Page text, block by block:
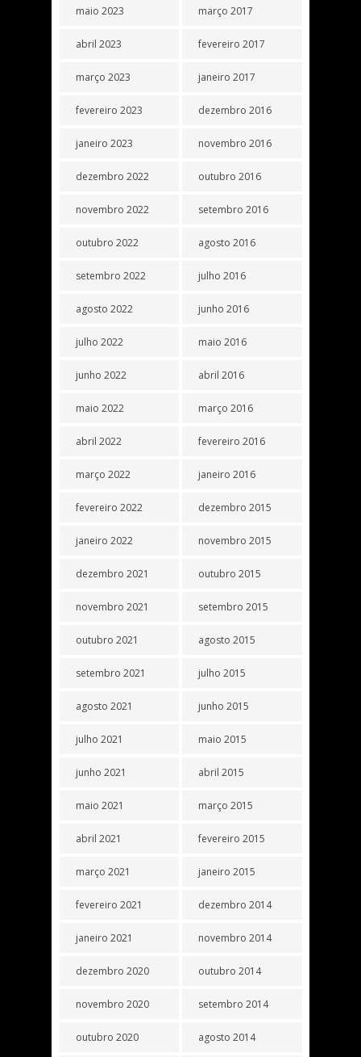
maio 2023
abril 2023
março 2023
fevereiro 2023
janeiro 2023
dezembro 2022
novembro 2022
outubro 2022
setembro 2022
agosto 2022
julho 2022
junho 2022
maio 2022
abril 2022
março 2022
fevereiro 2022
janeiro 2022
dezembro 2021
novembro 2021
outubro 2021
setembro 2021
agosto 2021
julho 2021
junho 2021
maio 2021
abril 2021
março 2021
fevereiro 2021
janeiro 2021
dezembro 2020
novembro 2020
outubro 2020
março 2017
fevereiro 2017
janeiro 2017
dezembro 2016
novembro 2016
outubro 2016
setembro 2016
agosto 2016
julho 2016
junho 2016
maio 2016
abril 2016
março 2016
fevereiro 2016
janeiro 2016
dezembro 2015
novembro 2015
outubro 2015
setembro 2015
agosto 2015
julho 2015
junho 2015
maio 2015
abril 2015
março 2015
fevereiro 2015
janeiro 2015
dezembro 2014
novembro 2014
outubro 2014
setembro 2014
agosto 2014